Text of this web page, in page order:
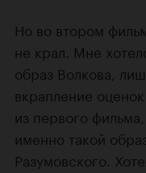
Но во втором
не крал. Мне
образ Волкова,
вкрапление
из первого
именно такой
Разумовского.